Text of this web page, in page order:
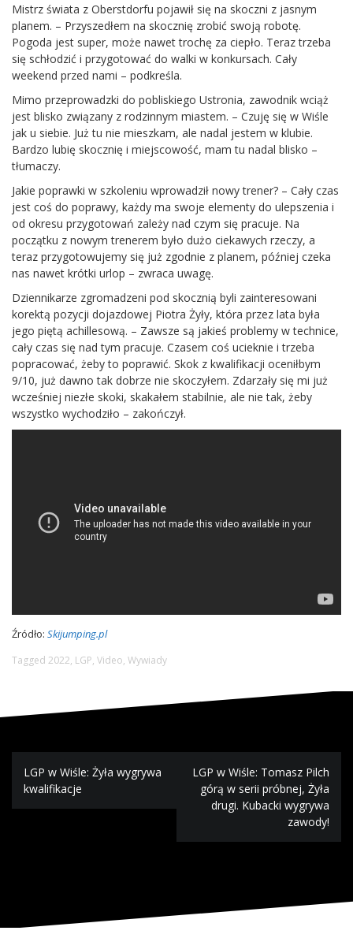
Mistrz świata z Oberstdorfu pojawił się na skoczni z jasnym
planem. – Przyszedłem na skocznię zrobić swoją robotę.
Pogoda jest super, może nawet trochę za ciepło. Teraz trzeba
się schłodzić i przygotować do walki w konkursach. Cały
weekend przed nami – podkreśla.
Mimo przeprowadzki do pobliskiego Ustronia, zawodnik wciąż
jest blisko związany z rodzinnym miastem. – Czuję się w Wiśle
jak u siebie. Już tu nie mieszkam, ale nadal jestem w klubie.
Bardzo lubię skocznię i miejscowość, mam tu nadal blisko –
tłumaczy.
Jakie poprawki w szkoleniu wprowadził nowy trener? – Cały czas
jest coś do poprawy, każdy ma swoje elementy do ulepszenia i
od okresu przygotowań zależy nad czym się pracuje. Na
początku z nowym trenerem było dużo ciekawych rzeczy, a
teraz przygotowujemy się już zgodnie z planem, później czeka
nas nawet krótki urlop – zwraca uwagę.
Dziennikarze zgromadzeni pod skocznią byli zainteresowani
korektą pozycji dojazdowej Piotra Żyły, która przez lata była
jego piętą achillesową. – Zawsze są jakieś problemy w technice,
cały czas się nad tym pracuje. Czasem coś ucieknie i trzeba
popracować, żeby to poprawić. Skok z kwalifikacji oceniłbym
9/10, już dawno tak dobrze nie skoczyłem. Zdarzały się mi już
wcześniej niezłe skoki, skakałem stabilnie, ale nie tak, żeby
wszystko wychodziło – zakończył.
Źródło: Skijumping.pl
Tagged 2022, LGP, Video, Wywiady
N
a
LGP w Wiśle: Żyła wygrywa
kwalifikacje
LGP w Wiśle: Tomasz Pilch
górą w serii próbnej, Żyła
drugi. Kubacki wygrywa
zawody!